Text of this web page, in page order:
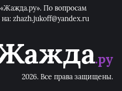
По вопросам
zhazh.jukoff@yandex.ru
2026. Все права защищены.